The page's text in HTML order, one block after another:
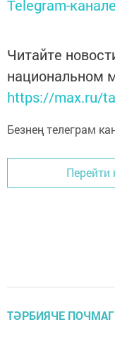
Telegram-канале
Читайте
национальном
https://max.ru/
Безнең телеграм
Перейти
ТӘРБИЯЧЕ